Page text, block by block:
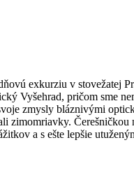
exkurziu v stovežatej
Vyšehrad, pričom
zmysly bláznivými
zimomriavky.
a s ešte lepšie